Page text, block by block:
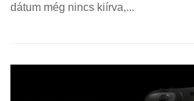
dátum még nincs kiírva,...